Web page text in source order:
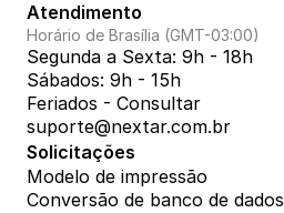
Atendimento
Horário de Brasília (GMT-03:00)
Segunda a Sexta: 9h - 18h
Sábados: 9h - 15h
Feriados - Consultar
suporte@nextar.com.br
Solicitações
Modelo de impressão
Conversão de banco de dados